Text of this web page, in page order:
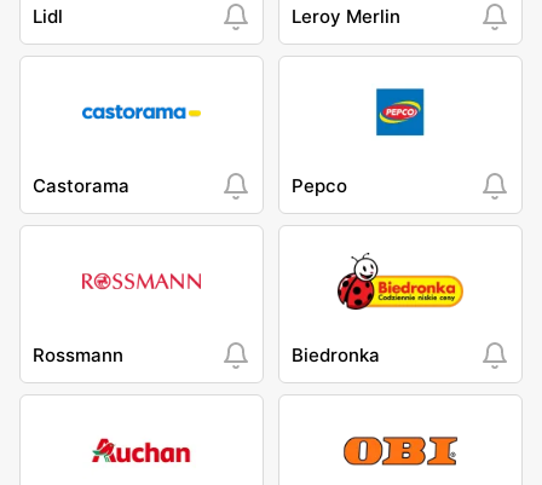
Lidl Leroy Merlin
Castorama Pepco
Rossmann Biedronka